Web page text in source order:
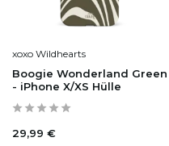
xoxo Wildhearts
Boogie Wonderland Green
- iPhone X/XS Hülle
29,99 €